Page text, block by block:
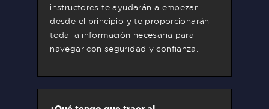
instructores te ayudarán a empezar
desde el principio y te proporcionarán
toda la información necesaria para
navegar con seguridad y confianza.